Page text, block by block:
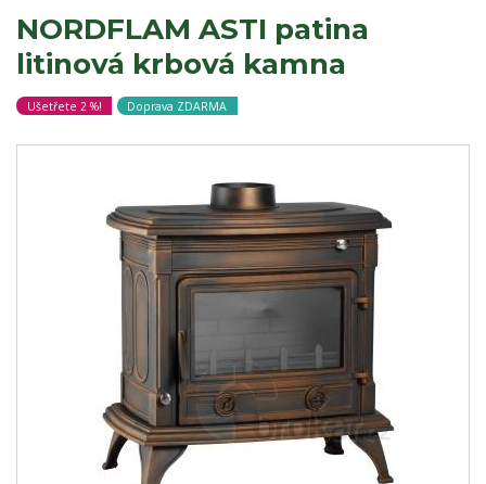
NORDFLAM ASTI patina
litinová krbová kamna
Ušetřete 2 %! Doprava ZDARMA